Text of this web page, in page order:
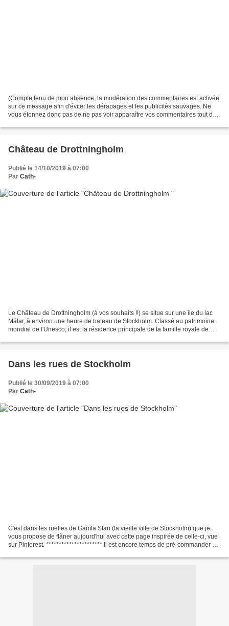
(Compte tenu de mon absence, la modération des commentaires est activée
sur ce message afin d'éviter les dérapages et les publicités sauvages. Ne
vous étonnez donc pas de ne pas voir apparaître vos commentaires tout de
Château de Drottningholm
Publié le 14/10/2019 à 07:00
Par Cath-
Le Château de Drottningholm (à vos souhaits !!) se situe sur une île du lac
Mälar, à environ une heure de bateau de Stockholm. Classé au patrimoine
mondial de l'Unesco, il est la résidence principale de la famille royale de
Dans les rues de Stockholm
Publié le 30/09/2019 à 07:00
Par Cath-
C'est dans les ruelles de Gamla Stan (la vieille ville de Stockholm) que je
vous propose de flâner aujourd'hui avec cette page inspirée de celle-ci, vue
sur Pinterest. ********************** Il est encore temps de pré-commander un